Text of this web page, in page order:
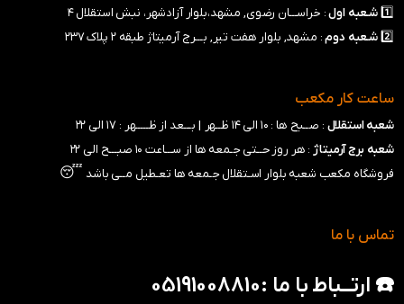
1️⃣ شـعبه اول: خراســـان رضوی, مشهد،بلوار آزادشهر، نبش استقلال ۴
2️⃣ شـعبه دوم: مشهد, بلوار هفت تیر, بـــرج آرمیتاژ طبقه ۲ پلاک ۲۳۷
ساعت کار مکعب
شعبه استقلال : صــبح ها : ۱۰ الی ۱۴ ظــهر |
بـــعد از ظـــــهر : ۱۷ الی ۲۲
شعبه برج آرمیتاژ : هر روز حــتی جـمعه ها از ســـاعت ۱۰ صبـــح الی ۲۲
فروشگاه مکعب شعبه بلوار اسـتقلال جـمعه ها تعـطیل مــی باشد
😴
تماس با ما
☎️ ارتــباط با ما :05191008810